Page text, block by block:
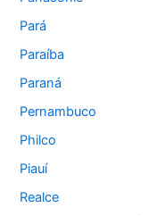
Pará
Paraíba
Paraná
Pernambuco
Philco
Piauí
Realce